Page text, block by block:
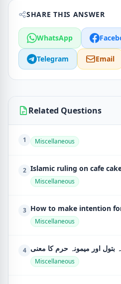
SHARE THIS ANSWER
WhatsApp
Telegram Email
Related Questions
1 Miscellaneous
2 Islamic ruling on cafe
Miscellaneous
3 How to make intention
Miscellaneous
4 بتول اور میمونہ حرم کا معنی
Miscellaneous